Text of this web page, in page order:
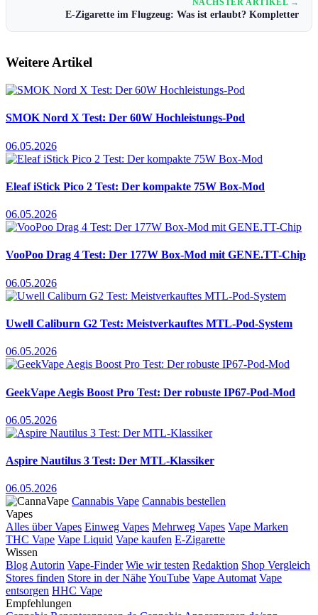
NÄCHSTER ARTIKEL →
E-Zigarette im Flugzeug: Was ist erlaubt? Kompletter
Weitere Artikel
SMOK Nord X Test: Der 60W Hochleistungs-Pod
06.05.2026
Eleaf iStick Pico 2 Test: Der kompakte 75W Box-Mod
06.05.2026
VooPoo Drag 4 Test: Der 177W Box-Mod mit GENE.TT-Chip
06.05.2026
Uwell Caliburn G2 Test: Meistverkauftes MTL-Pod-System
06.05.2026
GeekVape Aegis Boost Pro Test: Der robuste IP67-Pod-Mod
06.05.2026
Aspire Nautilus 3 Test: Der MTL-Klassiker
06.05.2026
Cannabis Vape Cannabis bestellen
Vapes
Alles über Vapes Einweg Vapes Mehrweg Vapes Vape Marken
THC Vape Vape Liquid Vape kaufen E-Zigarette
Wissen
Blog Autorin Vape-Finder Wie wir testen Redaktion Shop Vergleich
Stores finden Store in der NäheYouTube Vape Automat Vape
entsorgen HHC Vape
Empfehlungen